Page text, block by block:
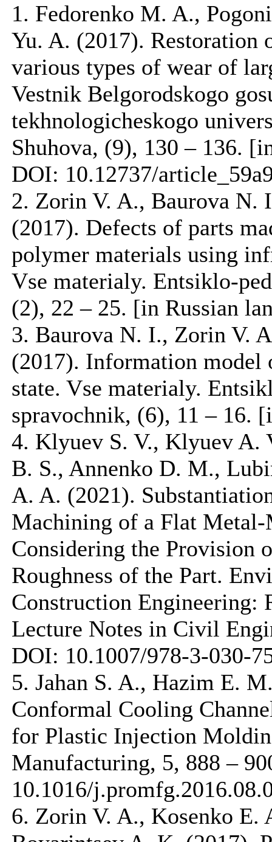
1. Fedorenko M. A.,
Yu. A. (2017). Restoration
various types of wear of
Vestnik Belgorodskogo
tekhnologicheskogo
Shuhova, (9), 130 – 136.
DOI: 10.12737/
2. Zorin V. A., Baurova N.
(2017). Defects of parts
polymer materials using
Vse materialy. Entsiklo-
(2), 22 – 25. [in Russian
3. Baurova N. I., Zorin V.
(2017). Information model
state. Vse materialy.
spravochnik, (6), 11 – 16.
4. Klyuev S. V., Klyuev A.
B. S., Annenko D. M.,
A. A. (2021).
Machining of a Flat
Considering the Provision
Roughness of the Part.
Construction Engineering:
Lecture Notes in Civil
DOI: 10.1007/978-3-030-
5. Jahan S. A., Hazim E.
Conformal Cooling
for Plastic Injection
Manufacturing, 5, 888 –
10.1016/
6. Zorin V. A., Kosenko E.